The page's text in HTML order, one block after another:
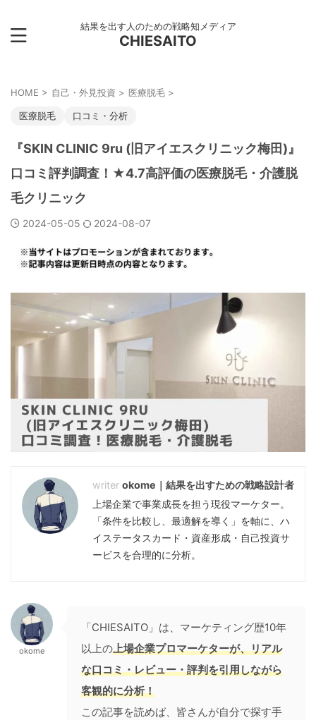
結果を出す人のための戦略知メディア
CHIESAITO
HOME > 自己・外見投資 > 医療脱毛 >
医療脱毛 口コミ・分析
『SKIN CLINIC 9ru (旧アイエスクリニック梅田)』
口コミ評判調査！★4.7高評価の医療脱毛・介護脱
毛クリニック
2024-05-05 2024-08-07
okome｜結果を出すための戦略設計者
上場企業で事業成長を担う現役マーケター。
「条件を比較し、最適解を導く」を軸に、ハ
イステータスカード・資産形成・自己投資サ
ービスを合理的に分析。
okome
「CHIESAITO」は、マーケティング歴10年
以上の上場企業プロマーケターが、リアル
な口コミ・レビュー・評判を引用しながら
客観的に分析！
この記事を読めば、皆さんが自分で探す手